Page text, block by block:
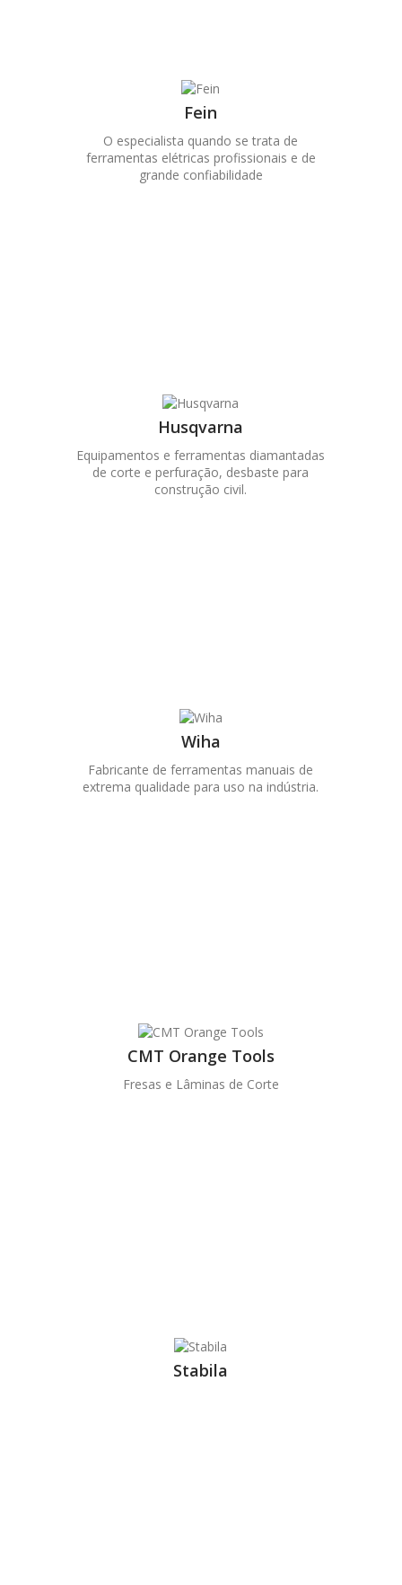
Fein
O especialista quando se trata de
ferramentas elétricas profissionais e de
grande confiabilidade
Husqvarna
Equipamentos e ferramentas diamantadas
de corte e perfuração, desbaste para
construção civil.
Wiha
Fabricante de ferramentas manuais de
extrema qualidade para uso na indústria.
CMT Orange Tools
Fresas e Lâminas de Corte
Stabila